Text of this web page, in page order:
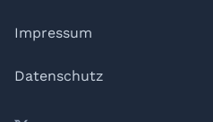
Impressum
Datenschutz